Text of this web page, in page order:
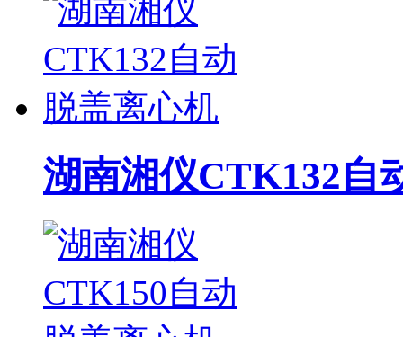
湖南湘仪CTK132自